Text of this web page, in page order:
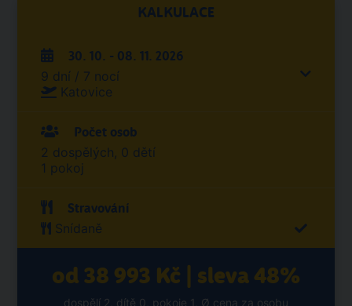
KALKULACE
30. 10. - 08. 11. 2026
9 dní / 7 nocí
Katovice
Počet osob
2 dospělých, 0 dětí
1 pokoj
Stravování
Snídaně
od 38 993 Kč | sleva 48%
dospělí 2, dítě 0, pokoje 1, Ø cena za osobu